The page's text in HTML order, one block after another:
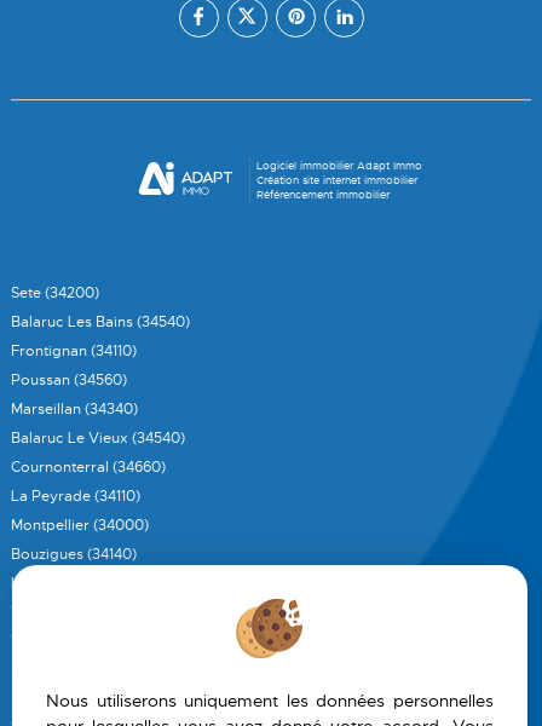
Logiciel immobilier Adapt Immo
Création site internet immobilier
Référencement immobilier
Sete (34200)
Balaruc Les Bains (34540)
Frontignan (34110)
Poussan (34560)
Marseillan (34340)
Balaruc Le Vieux (34540)
Cournonterral (34660)
La Peyrade (34110)
Montpellier (34000)
Bouzigues (34140)
Lattes (34970)
Vic La Gardiole (34110)
Treigny (89520)
Sommieres (30250)
Mireval (34110)
Nous utiliserons uniquement les données personnelles